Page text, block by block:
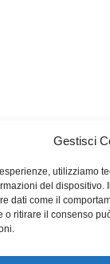
Gestisci
utilizziamo
del dispositivo.
dati come il
o ritirare il consenso